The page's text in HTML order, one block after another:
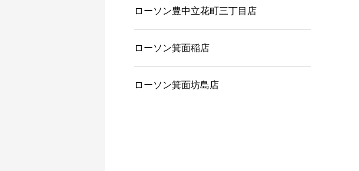
ローソン豊中立花町三丁目店
ローソン箕面稲店
ローソン箕面坊島店